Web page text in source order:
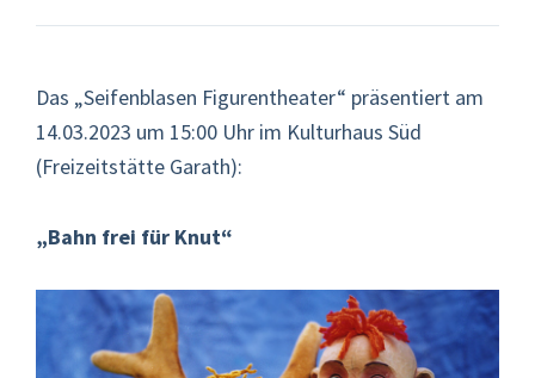
Das „Seifenblasen Figurentheater“ präsentiert am
14.03.2023 um 15:00 Uhr im Kulturhaus Süd
(Freizeitstätte Garath):
„Bahn frei für Knut“